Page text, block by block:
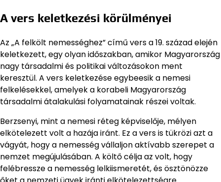
A vers keletkezési körülményei
Az „A felkölt nemességhez” című vers a 19. század elején
keletkezett, egy olyan időszakban, amikor Magyarország
nagy társadalmi és politikai változásokon ment
keresztül. A vers keletkezése egybeesik a nemesi
felkelésekkel, amelyek a korabeli Magyarország
társadalmi átalakulási folyamatainak részei voltak.
Berzsenyi, mint a nemesi réteg képviselője, mélyen
elkötelezett volt a hazája iránt. Ez a vers is tükrözi azt a
vágyát, hogy a nemesség vállaljon aktívabb szerepet a
nemzet megújulásában. A költő célja az volt, hogy
felébressze a nemesség lelkiismeretét, és ösztönözze